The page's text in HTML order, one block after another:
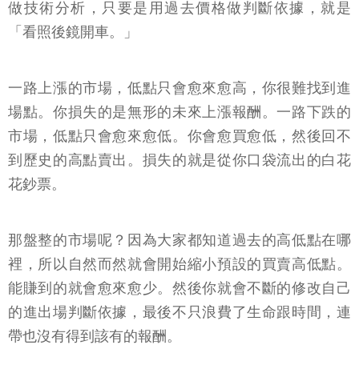
做技術分析，只要是用過去價格做判斷依據，就是
「看照後鏡開車。」
一路上漲的市場，低點只會愈來愈高，你很難找到進
場點。你損失的是無形的未來上漲報酬。一路下跌的
市場，低點只會愈來愈低。你會愈買愈低，然後回不
到歷史的高點賣出。損失的就是從你口袋流出的白花
花鈔票。
那盤整的市場呢？因為大家都知道過去的高低點在哪
裡，所以自然而然就會開始縮小預設的買賣高低點。
能賺到的就會愈來愈少。然後你就會不斷的修改自己
的進出場判斷依據，最後不只浪費了生命跟時間，連
帶也沒有得到該有的報酬。